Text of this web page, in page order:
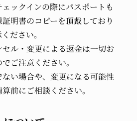
ックインの際にパスポートも
明書のコピーを頂戴しており
ださい。
ル・変更による返金は一切お
ご注意ください。
い場合や、変更になる可能性
前にご相談ください。